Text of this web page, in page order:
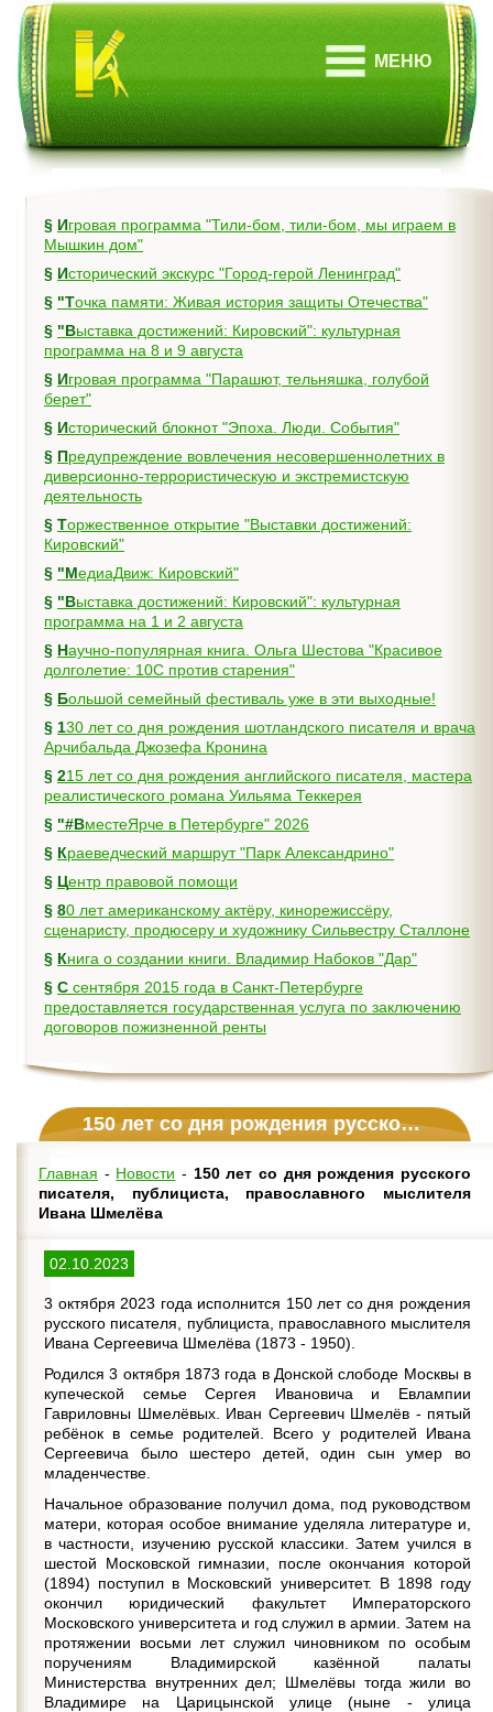
МЕНЮ
§ Игровая программа "Тили-бом, тили-бом, мы играем в
Мышкин дом"
§
Исторический экскурс "Город-герой Ленинград"
§
"Точка памяти: Живая история защиты Отечества"
§ "Выставка достижений: Кировский": культурная
программа на 8 и 9 августа
§ Игровая программа "Парашют, тельняшка, голубой
берет"
§
Исторический блокнот "Эпоха. Люди. События"
§ Предупреждение вовлечения несовершеннолетних в
диверсионно-террористическую и экстремистскую
деятельность
§ Торжественное открытие "Выставки достижений:
Кировский"
§
"МедиаДвиж: Кировский"
§ "Выставка достижений: Кировский": культурная
программа на 1 и 2 августа
§ Научно-популярная книга. Ольга Шестова "Красивое
долголетие: 10C против старения"
§
Большой семейный фестиваль уже в эти выходные!
§ 130 лет со дня рождения шотландского писателя и врача
Арчибальда Джозефа Кронина
§ 215 лет со дня рождения английского писателя, мастера
реалистического романа Уильяма Теккерея
§
"#ВместеЯрче в Петербурге" 2026
§
Краеведческий маршрут "Парк Александрино"
§
Центр правовой помощи
§ 80 лет американскому актёру, кинорежиссёру,
сценаристу, продюсеру и художнику Сильвестру Сталлоне
§
Книга о создании книги. Владимир Набоков "Дар"
§ С сентября 2015 года в Санкт-Петербурге
предоставляется государственная услуга по заключению
договоров пожизненной ренты
150 лет со дня рождения русского писателя, публициста, православного мыслителя Ивана Шмелёва
Главная - Новости - 150 лет со дня рождения русского
писателя, публициста, православного мыслителя
Ивана Шмелёва
02.10.2023
3 октября 2023 года исполнится 150 лет со дня рождения
русского писателя, публициста, православного мыслителя
Ивана Сергеевича Шмелёва (1873 - 1950).
Родился 3 октября 1873 года в Донской слободе Москвы в
купеческой семье Сергея Ивановича и Евлампии
Гавриловны Шмелёвых. Иван Сергеевич Шмелёв - пятый
ребёнок в семье родителей. Всего у родителей Ивана
Сергеевича было шестеро детей, один сын умер во
младенчестве.
Начальное образование получил дома, под руководством
матери, которая особое внимание уделяла литературе и,
в частности, изучению русской классики. Затем учился в
шестой Московской гимназии, после окончания которой
(1894) поступил в Московский университет. В 1898 году
окончил юридический факультет Императорского
Московского университета и год служил в армии. Затем на
протяжении восьми лет служил чиновником по особым
поручениям Владимирской казённой палаты
Министерства внутренних дел; Шмелёвы тогда жили во
Владимире на Царицынской улице (ныне - улица